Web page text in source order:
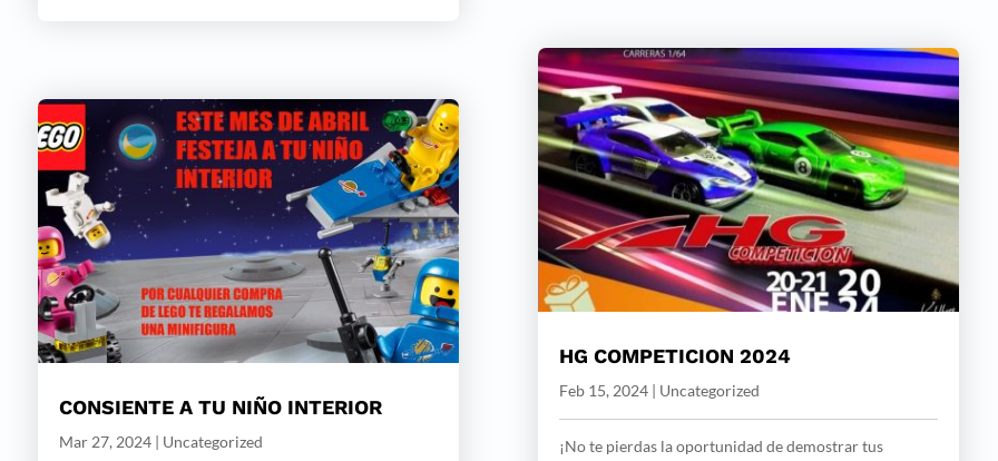
CONSIENTE A TU NIÑO INTERIOR
Mar 27, 2024| Uncategorized
HG COMPETICION 2024
Feb 15, 2024| Uncategorized
¡No te pierdas la oportunidad de demostrar tus